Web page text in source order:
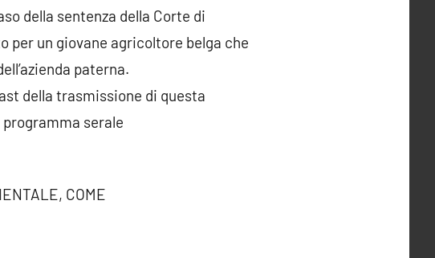
della sentenza della Corte di
un giovane agricoltore belga che
paterna.
della trasmissione di questa
serale
COME